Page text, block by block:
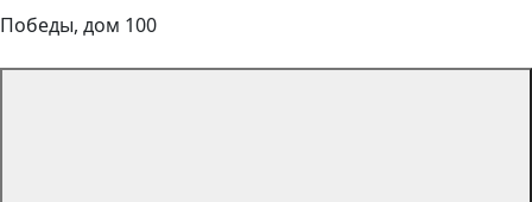
Победы, дом 100